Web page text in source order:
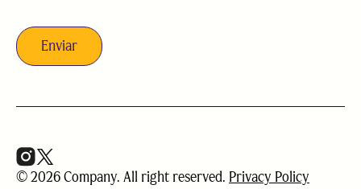
© 2026 Company. All right reserved. Privacy Policy